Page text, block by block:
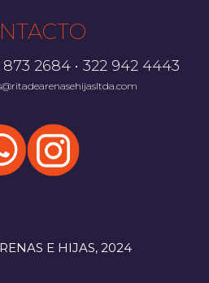
873 2684 • 322 942 4443
E HIJAS, 2024